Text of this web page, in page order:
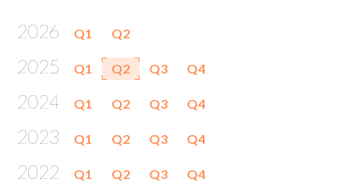
2026 Q1 Q2
2025 Q1 Q2 Q3 Q4
2024 Q1 Q2 Q3 Q4
2023 Q1 Q2 Q3 Q4
2022 Q1 Q2 Q3 Q4